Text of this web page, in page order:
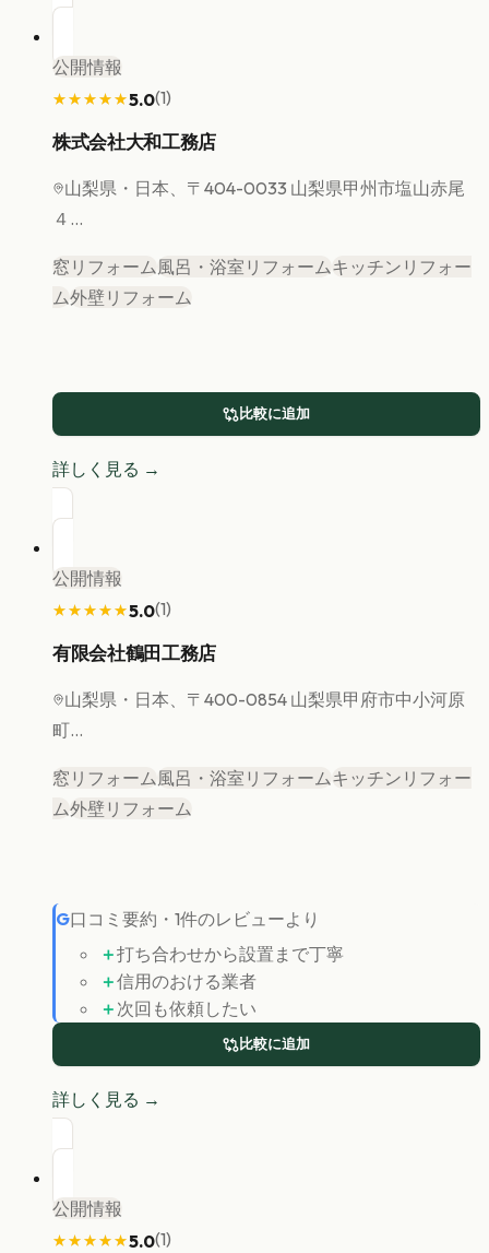
公開情報
★★★★★
★★★★★5.0(1)
株式会社大和工務店
山梨県 ・日本、〒404-0033 山梨県甲州市塩山赤尾
４...
窓リフォーム 風呂・浴室リフォームキッチンリフォー
ム外壁リフォーム
比較に追加
詳しく見る →
公開情報
★★★★★
★★★★★5.0(1)
有限会社鶴田工務店
山梨県 ・日本、〒400-0854 山梨県甲府市中小河原
町...
窓リフォーム 風呂・浴室リフォームキッチンリフォー
ム外壁リフォーム
G口コミ要約 ・ 1件のレビューより
＋打ち合わせから設置まで丁寧
＋信用のおける業者
＋ 次回も依頼したい
比較に追加
詳しく見る →
公開情報
★★★★★
★★★★★5.0(1)